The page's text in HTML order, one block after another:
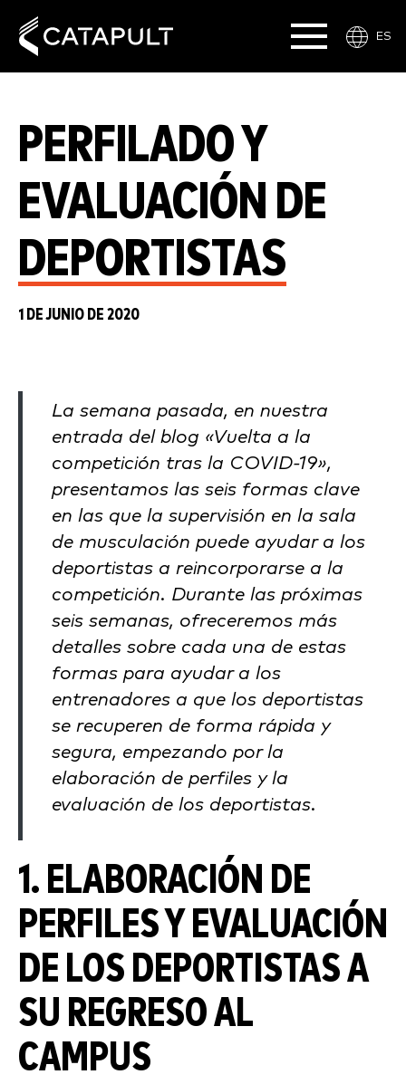
ES
PERFILADO Y
EVALUACIÓN DE
DEPORTISTAS
1 DE JUNIO DE 2020
La semana pasada, en nuestra
entrada del blog «Vuelta a la
competición tras la COVID-19»,
presentamos las seis formas clave
en las que la supervisión en la sala
de musculación puede ayudar a los
deportistas a reincorporarse a la
competición. Durante las próximas
seis semanas, ofreceremos más
detalles sobre cada una de estas
formas para ayudar a los
entrenadores a que los deportistas
se recuperen de forma rápida y
segura, empezando por la
elaboración de perfiles y la
evaluación de los deportistas.
1. ELABORACIÓN DE
PERFILES Y EVALUACIÓN
DE LOS DEPORTISTAS A
SU REGRESO AL
CAMPUS